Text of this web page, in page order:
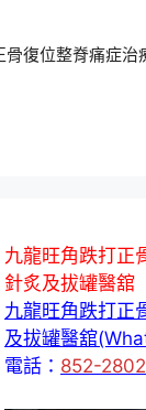
復位整脊痛症治
九龍旺角跌打正
針炙及拔罐醫舘
九龍旺角跌打正
及拔罐醫舘
電話： 852-